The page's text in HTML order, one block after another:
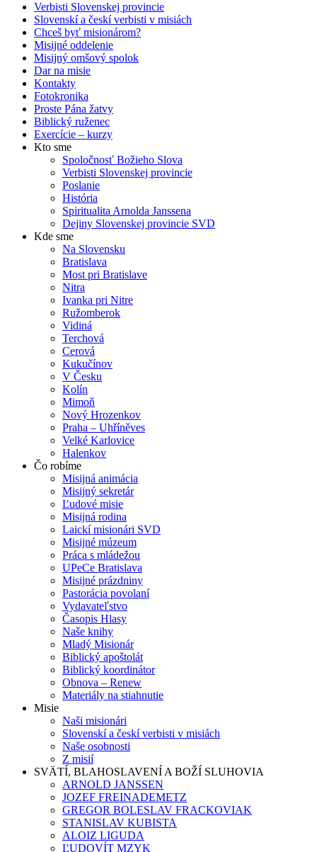
Verbisti Slovenskej provincie
Slovenskí a českí verbisti v misiách
Chceš byť misionárom?
Misijné oddelenie
Misijný omšový spolok
Dar na misie
Kontakty
Fotokronika
Proste Pána žatvy
Biblický ruženec
Exercície – kurzy
Kto sme
Spoločnosť Božieho Slova
Verbisti Slovenskej provincie
Poslanie
História
Spiritualita Arnolda Janssena
Dejiny Slovenskej provincie SVD
Kde sme
Na Slovensku
Bratislava
Most pri Bratislave
Nitra
Ivanka pri Nitre
Ružomberok
Vidiná
Terchová
Cerová
Kukučínov
V Česku
Kolín
Mimoň
Nový Hrozenkov
Praha – Uhříněves
Velké Karlovice
Halenkov
Čo robíme
Misijná animácia
Misijný sekretár
Ľudové misie
Misijná rodina
Laickí misionári SVD
Misijné múzeum
Práca s mládežou
UPeCe Bratislava
Misijné prázdniny
Pastorácia povolaní
Vydavateľstvo
Časopis Hlasy
Naše knihy
Mladý Misionár
Biblický apoštolát
Biblický koordinátor
Obnova – Renew
Materiály na stiahnutie
Misie
Naši misionári
Slovenskí a českí verbisti v misiách
Naše osobnosti
Z misií
SVÄTÍ, BLAHOSLAVENÍ A BOŽÍ SLUHOVIA
ARNOLD JANSSEN
JOZEF FREINADEMETZ
GREGOR BOLESLAV FRACKOVIAK
STANISLAV KUBISTA
ALOIZ LIGUDA
ĽUDOVÍT MZYK